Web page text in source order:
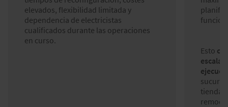
elevados, flexibilidad limitada y
dependencia de electricistas
cualificados durante las operaciones
en curso.
Esto
tienda